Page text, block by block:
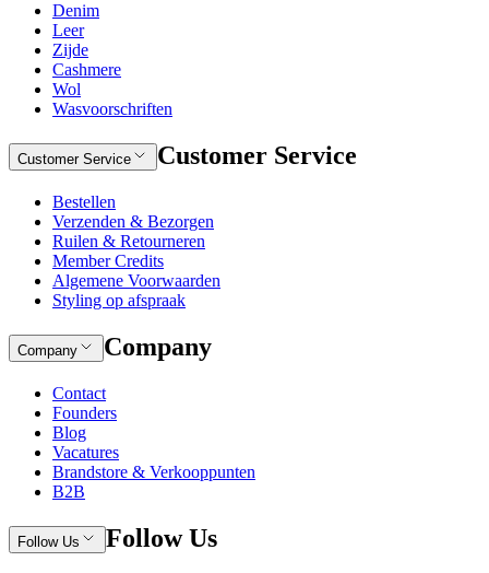
Denim
Leer
Zijde
Cashmere
Wol
Wasvoorschriften
Customer Service Customer Service
Bestellen
Verzenden & Bezorgen
Ruilen & Retourneren
Member Credits
Algemene Voorwaarden
Styling op afspraak
Company Company
Contact
Founders
Blog
Vacatures
Brandstore & Verkooppunten
B2B
Follow Us Follow Us